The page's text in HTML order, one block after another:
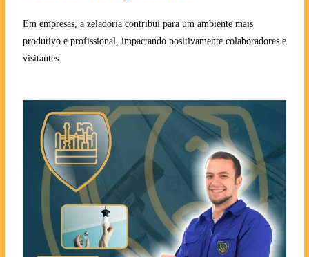
Em empresas, a zeladoria contribui para um ambiente mais
produtivo e profissional, impactando positivamente colaboradores e
visitantes.